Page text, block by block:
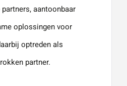
aantoonbaar
oplossingen voor
optreden als
partner.